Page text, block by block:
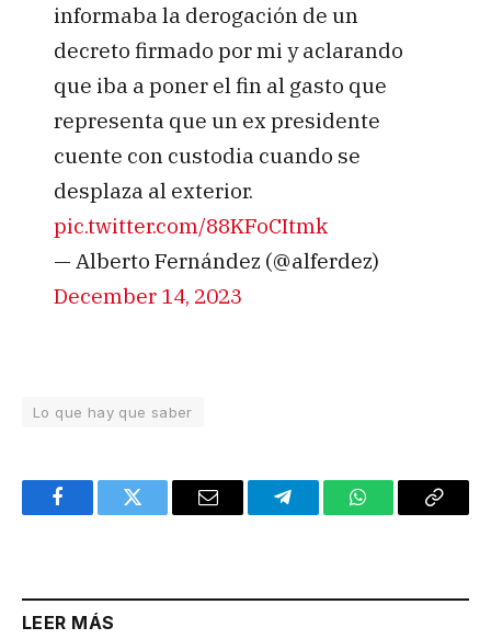
informaba la derogación de un
decreto firmado por mi y aclarando
que iba a poner el fin al gasto que
representa que un ex presidente
cuente con custodia cuando se
desplaza al exterior.
pic.twitter.com/88KFoCItmk
— Alberto Fernández (@alferdez)
December 14, 2023
Lo que hay que saber
FacebookTwitter Email TelegramWhatsAppCopy
LEER MÁS